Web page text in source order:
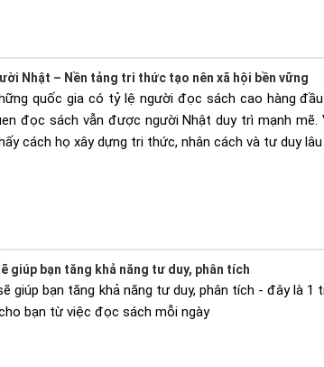
Nhật – Nền tảng tri thức tạo nên xã hội bền vững
quốc gia có tỷ lệ người đọc sách cao hàng
đọc sách vẫn được người Nhật duy trì mạnh
cách họ xây dựng tri thức, nhân cách và tư duy
giúp bạn tăng khả năng tư duy, phân tích
giúp bạn tăng khả năng tư duy, phân tích - đây là
bạn từ việc đọc sách mỗi ngày